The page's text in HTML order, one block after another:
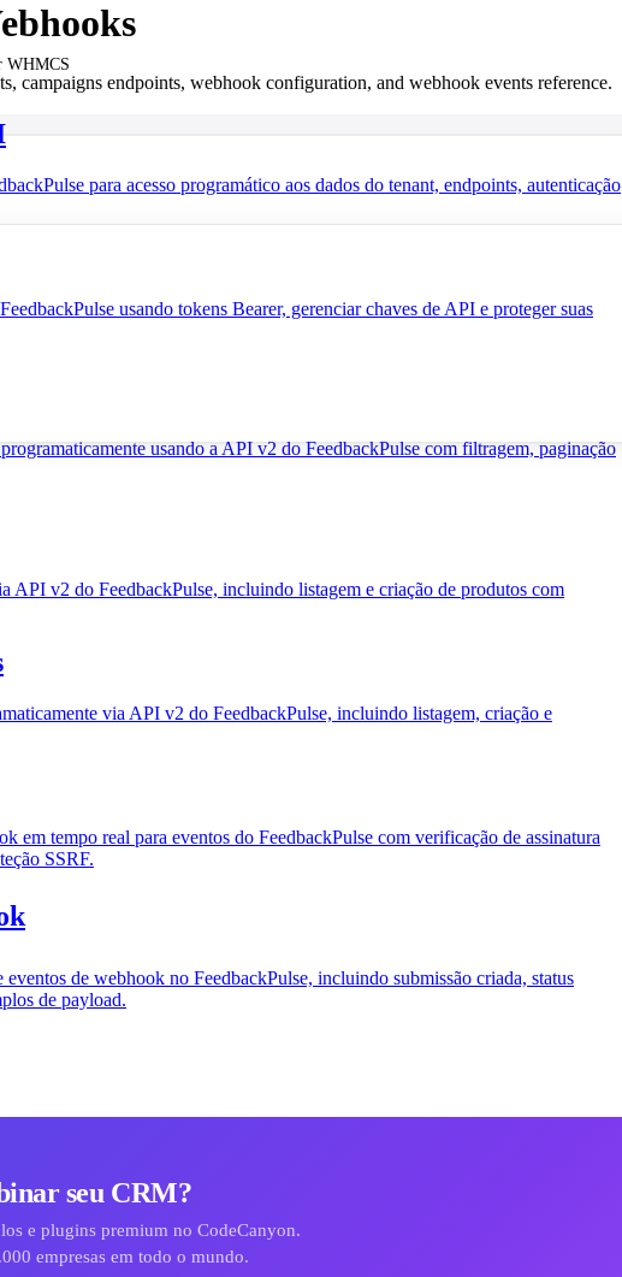
WHMCS
campaigns endpoints, webhook configuration, and webhook events reference.
para acesso programático aos dados do tenant, endpoints, autenticação
usando tokens Bearer, gerenciar chaves de API e proteger suas
usando a API v2 do FeedbackPulse com filtragem, paginação
API v2 do FeedbackPulse, incluindo listagem e criação de produtos com
via API v2 do FeedbackPulse, incluindo listagem, criação e
em tempo real para eventos do FeedbackPulse com verificação de assinatura
SSRF.
de webhook no FeedbackPulse, incluindo submissão criada, status
de payload.
seu CRM?
e plugins premium no CodeCanyon.
empresas em todo o mundo.